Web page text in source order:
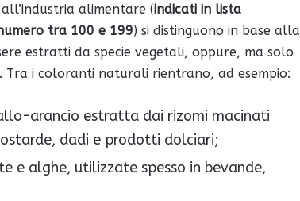
alimentare (indicati in lista
tra 100 e 199) si distinguono in base alla
estratti da specie vegetali, oppure, ma solo
Tra i coloranti naturali rientrano, ad esempio:
arancio estratta dai rizomi macinati
dadi e prodotti dolciari;
e alghe, utilizzate spesso in bevande,